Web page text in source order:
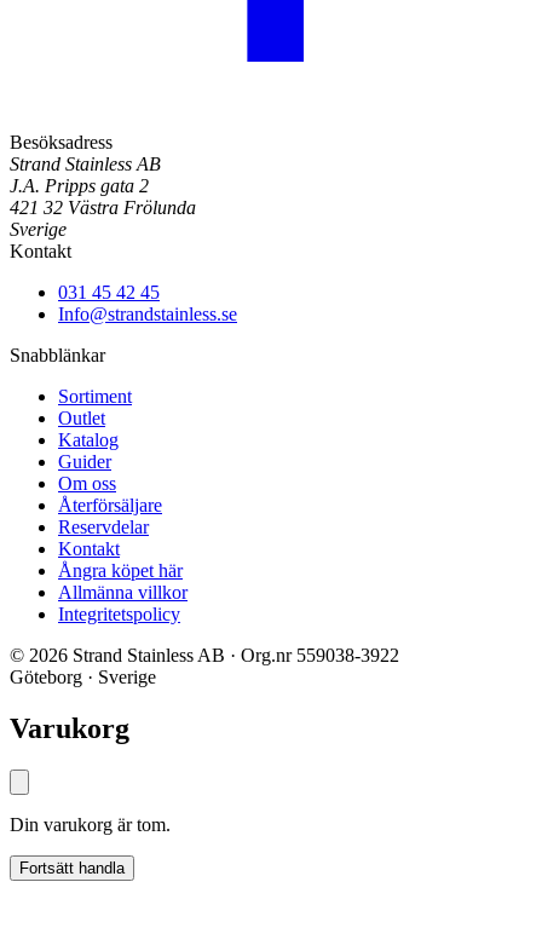
Besöksadress
Strand Stainless AB
J.A. Pripps gata 2
421 32 Västra Frölunda
Sverige
Kontakt
031 45 42 45
Info@strandstainless.se
Snabblänkar
Sortiment
Outlet
Katalog
Guider
Om oss
Återförsäljare
Reservdelar
Kontakt
Ångra köpet här
Allmänna villkor
Integritetspolicy
© 2026 Strand Stainless AB · Org.nr 559038-3922
Göteborg · Sverige
Varukorg
Din varukorg är tom.
Fortsätt handla